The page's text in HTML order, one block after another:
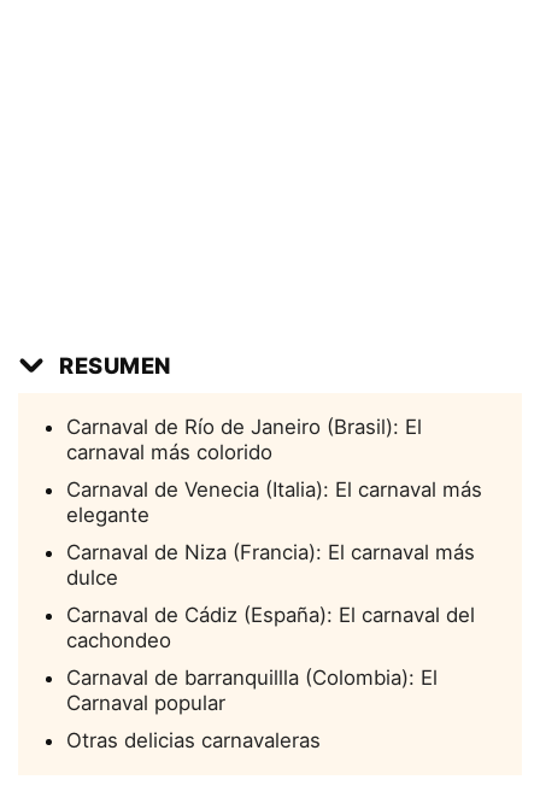
RESUMEN
Carnaval de Río de Janeiro (Brasil): El
carnaval más colorido
Carnaval de Venecia (Italia): El carnaval más
elegante
Carnaval de Niza (Francia): El carnaval más
dulce
Carnaval de Cádiz (España): El carnaval del
cachondeo
Carnaval de barranquillla (Colombia): El
Carnaval popular
Otras delicias carnavaleras